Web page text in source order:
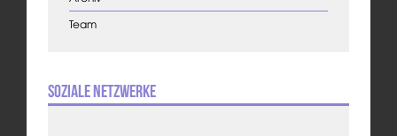
Team
Soziale Netzwerke